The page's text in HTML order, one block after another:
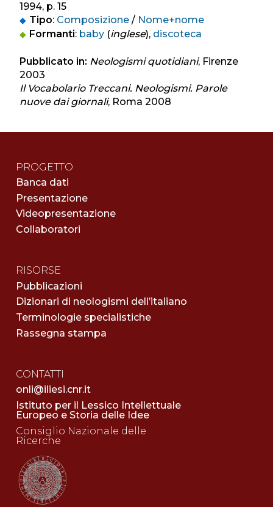
1994, p. 15
Tipo: Composizione / Nome+nome
Formanti: baby (inglese), discoteca
Pubblicato in: Neologismi quotidiani, Firenze
2003
Il Vocabolario Treccani. Neologismi. Parole
nuove dai giornali, Roma 2008
PROGETTO
Banca dati
Presentazione
Videopresentazione
Collaboratori
RISORSE
Pubblicazioni
Dizionari di neologismi dell’italiano
Terminologie specialistiche
Rassegna stampa
CONTATTI
onli@iliesi.cnr.it
Istituto per il Lessico Intellettuale
Europeo e Storia delle Idee
Consiglio Nazionale delle
Ricerche